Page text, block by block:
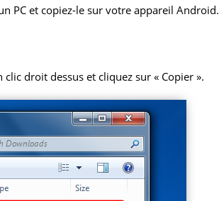
PC et copiez-le sur votre appareil Android.
droit dessus et cliquez sur « Copier ».